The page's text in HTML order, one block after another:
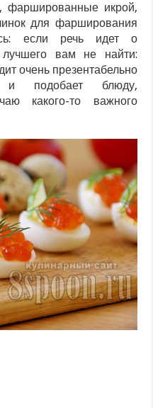
фаршированные икрой,
для фарширования
если речь идет о
вам не найти:
очень презентабельно
подобает блюду,
какого-то важного